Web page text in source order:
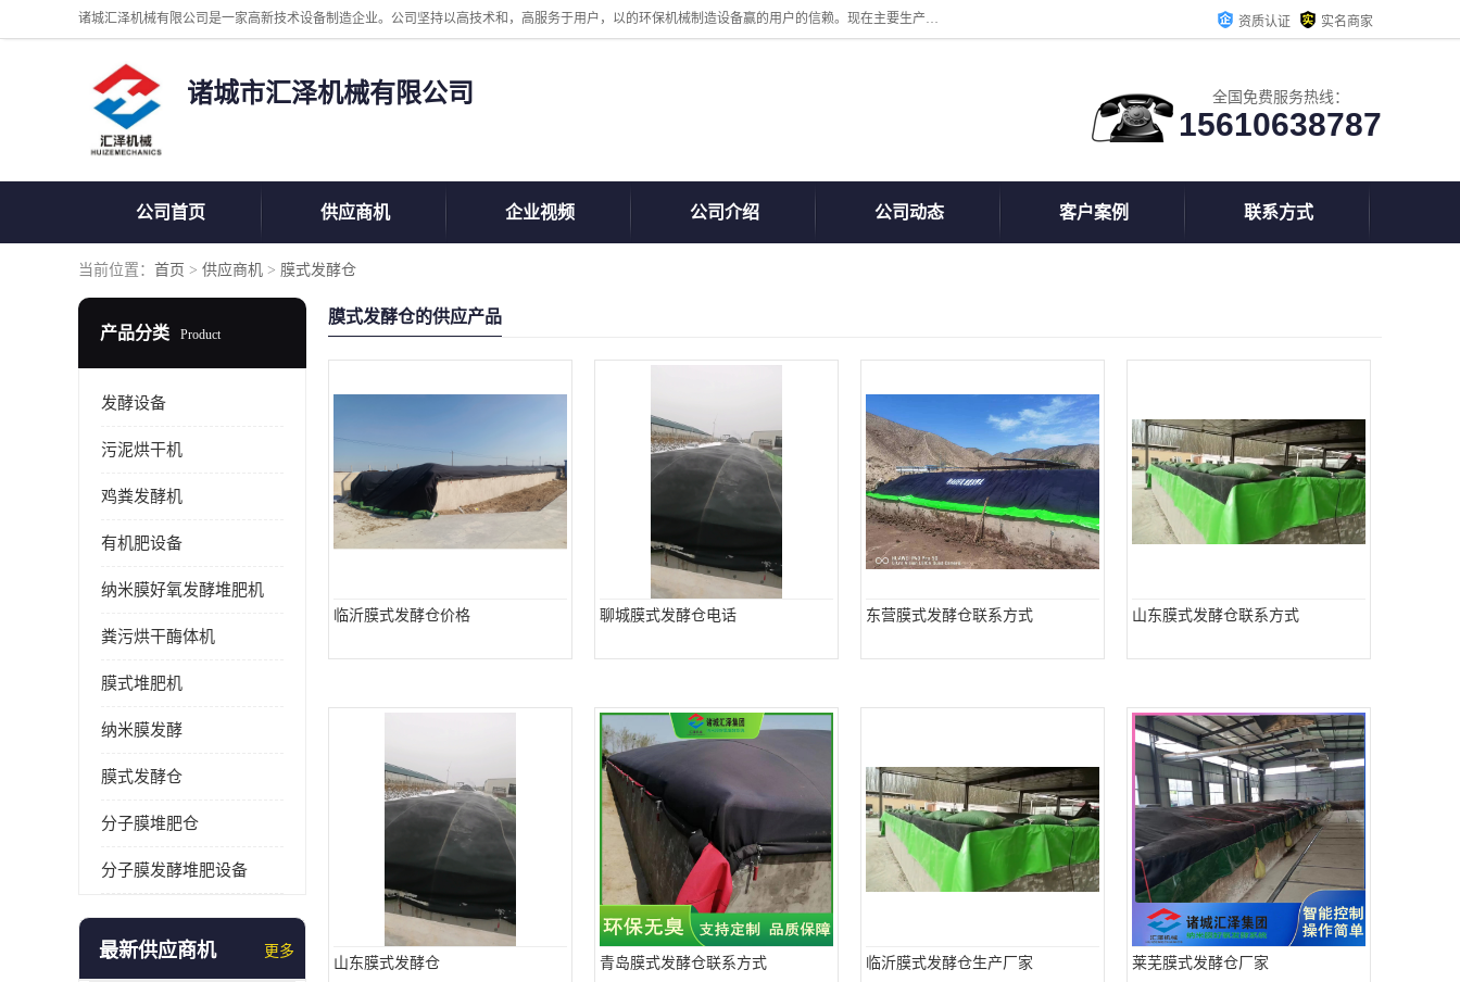
诸城汇泽机械有限公司是一家高新技术设备制造企业。公司坚持以高技术和，高服务于用户，以的环保机械制造设备赢的用户的信赖。现在主要生产死亡畜禽无害化处理和立式和卧式有机肥设备，搅拌机，烘干机，高温发酵机等。污水处理设备，固液分离机。气浮机，化制机等。公司秉承品质，用户至上，科技创新的经营理。 资质认证 实名商家
诸城市汇泽机械有限公司 全国免费服务热线：
15610638787
公司首页 供应商机 企业视频 公司介绍 公司动态 客户案例 联系方式
当前位置： 首页 > 供应商机 > 膜式发酵仓
产品分类 Product
发酵设备
污泥烘干机
鸡粪发酵机
有机肥设备
纳米膜好氧发酵堆肥机
粪污烘干酶体机
膜式堆肥机
纳米膜发酵
膜式发酵仓
分子膜堆肥仓
分子膜发酵堆肥设备
最新供应商机 更多
膜式发酵仓的供应产品
临沂膜式发酵仓价格 聊城膜式发酵仓电话 东营膜式发酵仓联系方式 山东膜式发酵仓联系方式
山东膜式发酵仓 青岛膜式发酵仓联系方式 临沂膜式发酵仓生产厂家 莱芜膜式发酵仓厂家